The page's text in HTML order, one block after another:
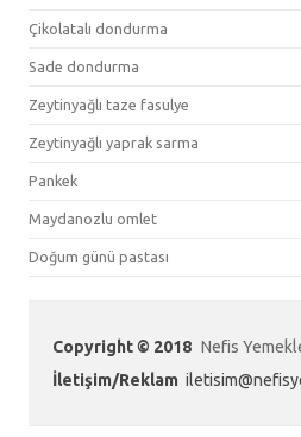
Çikolatalı dondurma
Sade dondurma
Zeytinyağlı taze fasulye
Zeytinyağlı yaprak sarma
Pankek
Maydanozlu omlet
Doğum günü pastası
Copyright © 2018 Nefis
İletişim/Reklam